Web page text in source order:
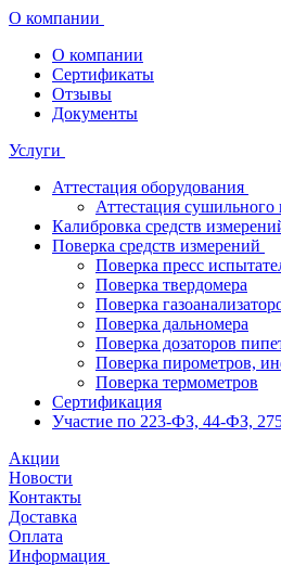
О компании
О компании
Сертификаты
Отзывы
Документы
Услуги
Аттестация оборудования
Аттестация сушильного
Калибровка средств
Поверка средств измерений
Поверка пресс
Поверка твердомера
Поверка
Поверка дальномера
Поверка дозаторов
Поверка пирометров,
Поверка термометров
Сертификация
Участие по 223-ФЗ, 44-ФЗ,
Акции
Новости
Контакты
Доставка
Оплата
Информация